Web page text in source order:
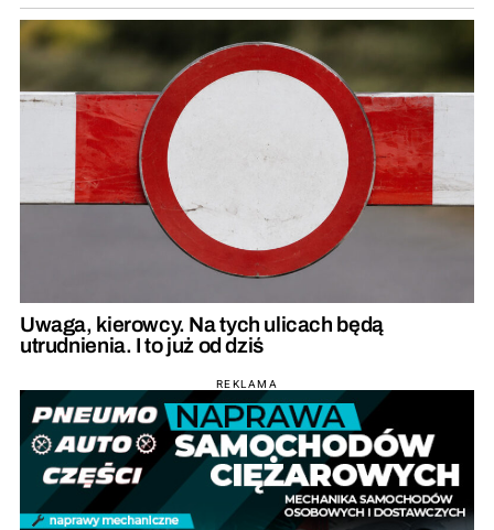
Uwaga, kierowcy. Na tych ulicach będą
utrudnienia. I to już od dziś
REKLAMA